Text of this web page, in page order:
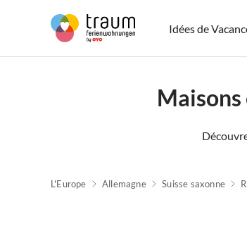
Idées de
L'Europe Allemagne Suisse saxonne